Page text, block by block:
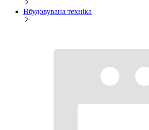
Вбудовувана техніка